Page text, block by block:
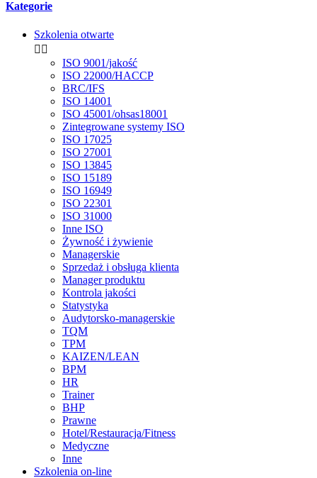
Kategorie
Szkolenia otwarte
 
ISO 9001/jakość
ISO 22000/HACCP
BRC/IFS
ISO 14001
ISO 45001/ohsas18001
Zintegrowane systemy ISO
ISO 17025
ISO 27001
ISO 13845
ISO 15189
ISO 16949
ISO 22301
ISO 31000
Inne ISO
Żywność i żywienie
Managerskie
Sprzedaż i obsługa klienta
Manager produktu
Kontrola jakości
Statystyka
Audytorsko-managerskie
TQM
TPM
KAIZEN/LEAN
BPM
HR
Trainer
BHP
Prawne
Hotel/Restauracja/Fitness
Medyczne
Inne
Szkolenia on-line